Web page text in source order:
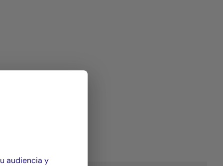
audiencia y